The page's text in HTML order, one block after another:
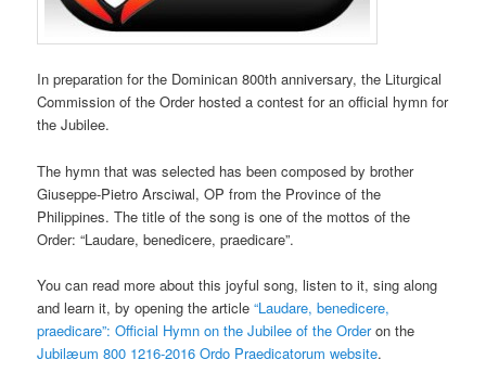
In preparation for the Dominican 800th anniversary, the Liturgical
Commission of the Order hosted a contest for an official hymn for
the Jubilee.
The hymn that was selected has been composed by brother
Giuseppe-Pietro Arsciwal, OP from the Province of the
Philippines. The title of the song is one of the mottos of the
Order: “Laudare, benedicere, praedicare”.
You can read more about this joyful song, listen to it, sing along
and learn it, by opening the article“Laudare, benedicere,
praedicare”: Official Hymn on the Jubilee of the Orderon the
Jubilæum 800 1216-2016 Ordo Praedicatorum website.